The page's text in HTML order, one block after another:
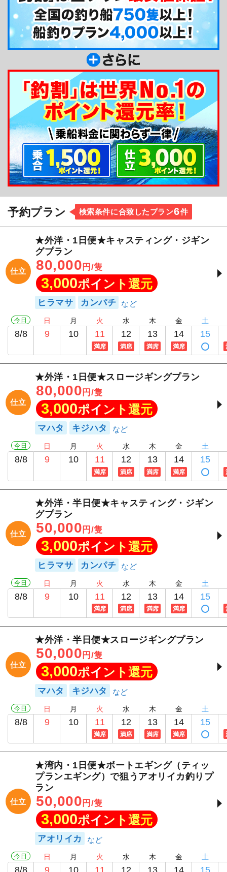
のプランも、12名様までご乗船可能です。（釣りが
しやすい人数は5～6名様まで）仕事もプライベート
も釣りが大好きな第七都丸だからこそ、味わえる釣
りサービスを、ぜひ皆様も体験くださいね！
釣り船からのメッセージ
第七都丸の船長をしている高麗です。五島列島
は、釣りの聖地と言われるほど豊かな漁場があり、
五島列島の魅力を海から味わって頂きたいと考えて
います。本格的な釣りを楽しみたい方はもちろん、
観光の一環として利用したい方も、お気軽にご利用
下さい。しっかりとサポートさせていただきま
す。
予約プラン 検索条件に合致したプラン6件
仕立
★外洋・1日便★キャスティング・ジギン
グプラン
80,000 円/隻
3,000ポイント還元
ヒラマサ カンパチ
今日
8/8
日
9
月
10
火
11
満席
水
12
満席
木
13
満席
金
14
満席
土
15
仕立
★外洋・1日便★スロージギングプラン
80,000 円/隻
3,000ポイント還元
マハタ キジハタ
今日
8/8
日
9
月
10
火
11
満席
水
12
満席
木
13
満席
金
14
満席
土
15
仕立
★外洋・半日便★キャスティング・ジギン
グプラン
50,000 円/隻
3,000ポイント還元
ヒラマサ カンパチ
今日
8/8
日
9
月
10
火
11
満席
水
12
満席
木
13
満席
金
14
満席
土
15
仕立
★外洋・半日便★スロージギングプラン
50,000 円/隻
3,000ポイント還元
マハタ キジハタ
今日
8/8
日
9
月
10
火
11
満席
水
12
満席
木
13
満席
金
14
満席
土
15
仕立
★湾内・1日便★ボートエギング（ティッ
プランエギング）で狙うアオリイカ釣りプ
ラン
50,000 円/隻
3,000ポイント還元
アオリイカ
今日
8/8
日
9
月
10
火
11
水
12
木
13
金
14
土
15